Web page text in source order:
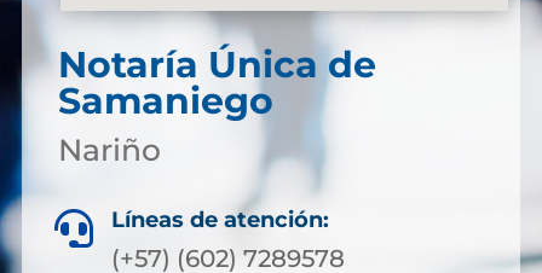
Notaría Única de
Samaniego
Nariño
 Líneas de atención:
(+57) (602) 7289578